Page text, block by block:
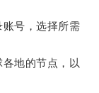
号，选择所需
地的节点，以